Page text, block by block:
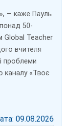
— каже Пауль
50-
Global Teacher
вчителя
проблеми
каналу «Твоє
09.08.2026